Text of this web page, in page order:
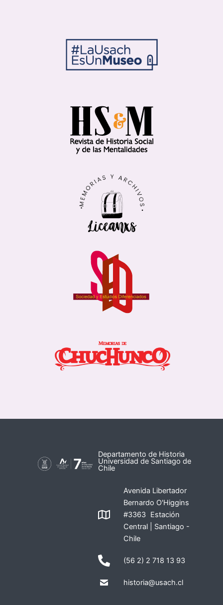
Departamento de Historia
Universidad de Santiago de
Chile
Avenida Libertador
Bernardo O'Higgins
#3363 Estación
Central | Santiago -
Chile
(56 2) 2 718 13 93
historia@usach.cl